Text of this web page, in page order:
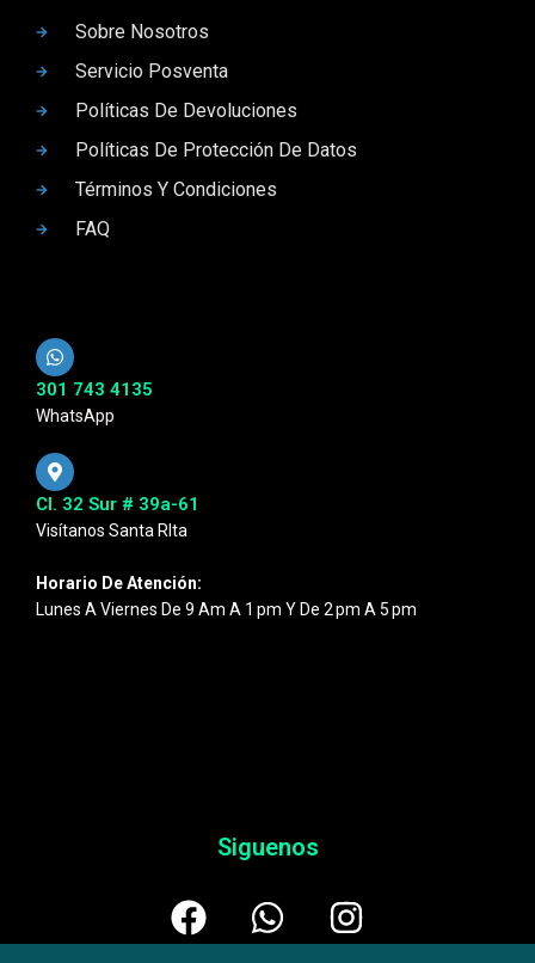
Sobre Nosotros
Servicio Posventa
Políticas De Devoluciones
Políticas De Protección De Datos
Términos Y Condiciones
FAQ
301 743 4135
WhatsApp
Cl. 32 Sur # 39a-61
Visítanos Santa RIta
Horario De Atención:
Lunes A Viernes De 9 Am A 1 Pm Y De 2 Pm A 5 Pm
Siguenos